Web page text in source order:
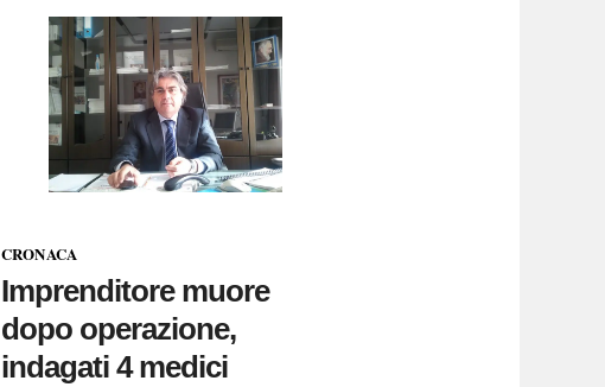
CRONACA
Imprenditore muore
dopo operazione,
indagati 4 medici